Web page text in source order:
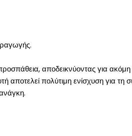
αποδεικνύοντας για
πολύτιμη ενίσχυση για τη